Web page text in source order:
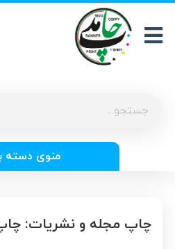
منوی دسته
چاپ مجله و نشریات: